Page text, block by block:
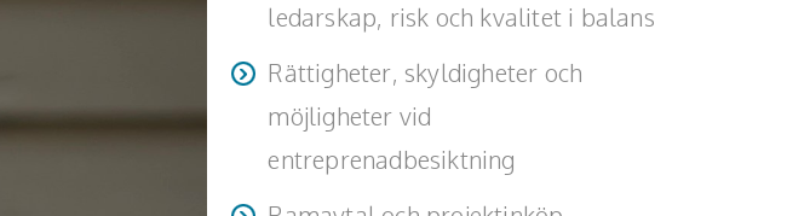
ledarskap, risk och kvalitet i balans
Rättigheter, skyldigheter och
möjligheter vid
entreprenadbesiktning